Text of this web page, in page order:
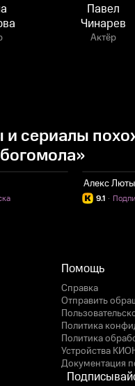
Павел
Чинарев
Актёр
сериалы
Алекс
9.1 ·
Помощь
Справка
Отправить
Политика
Политика
Устройства
Документация